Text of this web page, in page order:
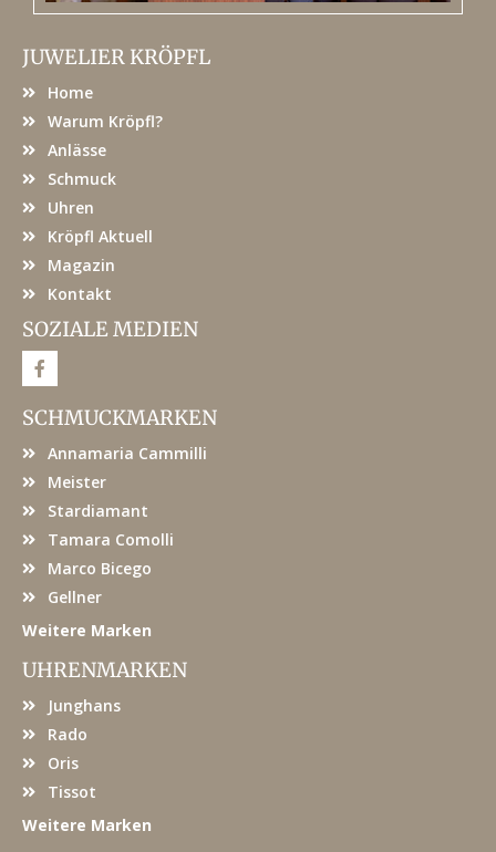
JUWELIER KRÖPFL
Home
Warum Kröpfl?
Anlässe
Schmuck
Uhren
Kröpfl Aktuell
Magazin
Kontakt
SOZIALE MEDIEN
F
a
e
b
o
SCHMUCKMARKEN
Annamaria Cammilli
Meister
Stardiamant
Tamara Comolli
Marco Bicego
Gellner
Weitere Marken
UHRENMARKEN
Junghans
Rado
Oris
Tissot
Weitere Marken